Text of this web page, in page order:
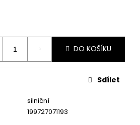
DO KOŠÍKU
silniční
199727071193
Sdílet